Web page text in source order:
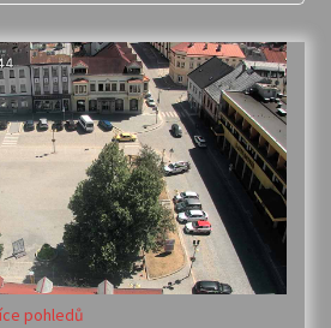
pohledů